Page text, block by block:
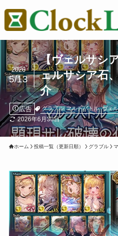
【ヴェルサシ
ェルサシア石
介
2026
5/13
広告 グラブル マルチバトル ヴェ
2026年6月30日
ホーム 投稿一覧（更新日順） グラブル